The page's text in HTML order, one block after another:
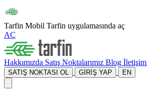
Tarfin Mobil Tarfin uygulamasında aç
AÇ
Hakkımızda Satış Noktalarımız Blog İletişim
SATIŞ NOKTASI OL GİRİŞ YAP EN